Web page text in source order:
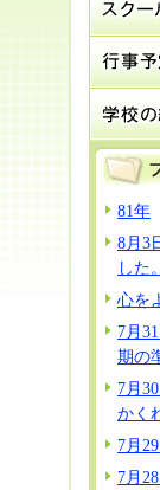
81年
8月3
した。
心を
7月
期の
7月
かく
7月
7月